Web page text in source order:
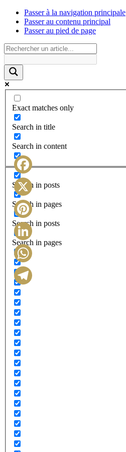
Passer à la navigation principale
Passer au contenu principal
Passer au pied de page
Exact matches only
Search in title
Search in content
Search in posts
Search in pages
Search in posts
Search in pages
Facebook
X
Pinterest
LinkedIn
WhatsApp
Telegram